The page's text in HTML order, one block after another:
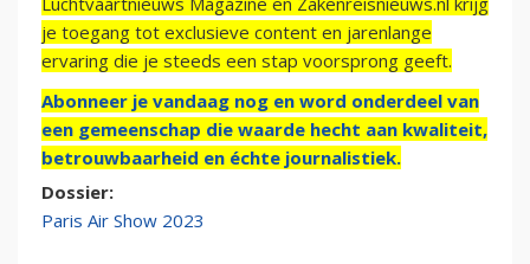
je toegang tot exclusieve content en jarenlange
ervaring die je steeds een stap voorsprong geeft.
Abonneer je vandaag nog en word onderdeel van
een gemeenschap die waarde hecht aan kwaliteit,
betrouwbaarheid en échte journalistiek.
Dossier:
Paris Air Show 2023